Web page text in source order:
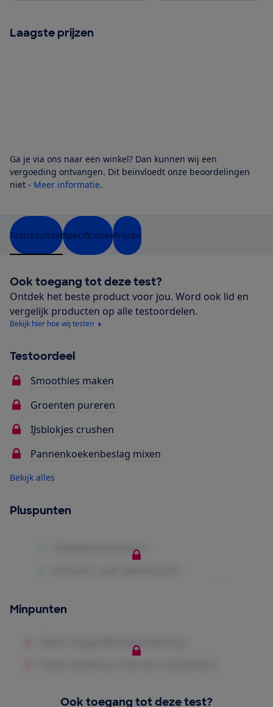
Laagste prijzen
Ga je via ons naar een winkel? Dan kunnen wij een
vergoeding ontvangen. Dit beïnvloedt onze beoordelingen
niet - Meer informatie.
TestresultaatSpecificatiesPrijzen
Ook toegang tot deze test?
Ontdek het beste product voor jou. Word ook lid en
vergelijk producten op alle testoordelen.
Bekijk hier hoe wij testen
Testoordeel
Smoothies maken
Groenten pureren
IJsblokjes crushen
Pannenkoekenbeslag mixen
Bekijk alles
Pluspunten
Minpunten
Ook toegang tot deze test?